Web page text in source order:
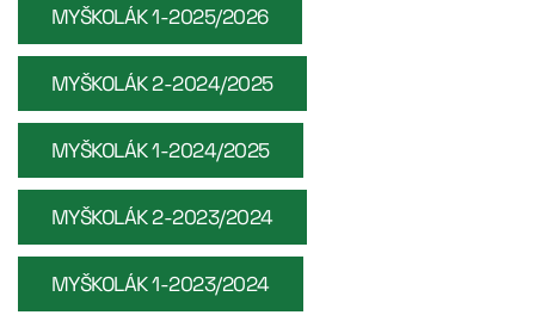
MYŠKOLÁK 1-2025/2026
MYŠKOLÁK 2-2024/2025
MYŠKOLÁK 1-2024/2025
MYŠKOLÁK 2-2023/2024
MYŠKOLÁK 1-2023/2024